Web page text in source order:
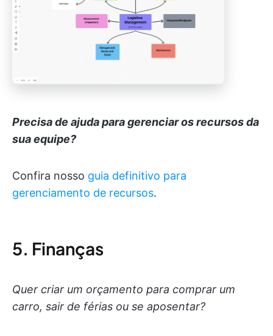
Precisa de ajuda para gerenciar os recursos da
sua equipe?
Confira nosso guia definitivo para
gerenciamento de recursos.
5. Finanças
Quer criar um orçamento para comprar um
carro, sair de férias ou se aposentar?